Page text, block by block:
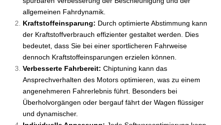
allgemeinen Fahrdynamik.
Kraftstoffeinsparung: Durch optimierte Abstimmung kann
der Kraftstoffverbrauch effizienter gestaltet werden. Dies
bedeutet, dass Sie bei einer sportlicheren Fahrweise
dennoch Kraftstoffeinsparungen erzielen können.
Verbesserte Fahrbereit: Chiptuning kann das
Ansprechverhalten des Motors optimieren, was zu einem
angenehmeren Fahrerlebnis führt. Besonders bei
Überholvorgängen oder bergauf fährt der Wagen flüssiger
und dynamischer.